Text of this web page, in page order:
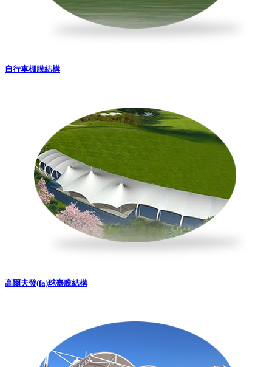
自行車棚膜結構
高爾夫發(fā)球臺膜結構